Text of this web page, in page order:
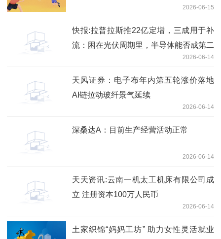
2026-06-15
快报:拉普拉斯推22亿定增，三成用于补
流：困在光伏周期里，半导体能否成第二
2026-06-14
天风证券：电子布年内第五轮涨价落地
AI链拉动玻纤景气延续
2026-06-14
深桑达A：目前生产经营活动正常
2026-06-14
天天资讯:云南一机太工机床有限公司成
立 注册资本100万人民币
2026-06-14
土家织锦“妈妈工坊” 助力女性灵活就业